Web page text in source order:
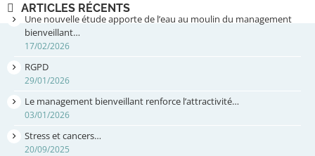
ARTICLES RÉCENTS
Une nouvelle étude apporte de l’eau au moulin du management
bienveillant…
17/02/2026
RGPD
29/01/2026
Le management bienveillant renforce l’attractivité…
03/01/2026
Stress et cancers…
20/09/2025